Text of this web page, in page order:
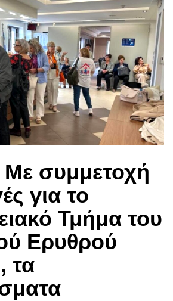
Με συμμετοχή
για το
Τμήμα του
Ερυθρού
τα